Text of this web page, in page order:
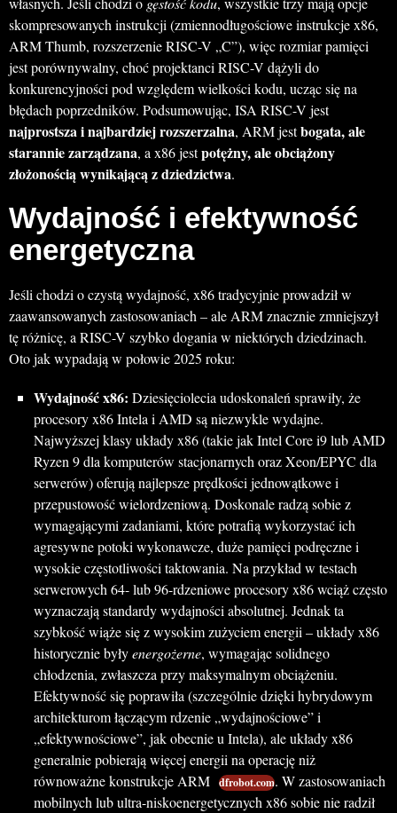
skompresowanych instrukcji (zmiennodługościowe instrukcje x86,
ARM Thumb, rozszerzenie RISC-V „C”), więc rozmiar pamięci
jest porównywalny, choć projektanci RISC-V dążyli do
konkurencyjności pod względem wielkości kodu, ucząc się na
błędach poprzedników. Podsumowując, ISA RISC-V jest
najprostsza i najbardziej rozszerzalna, ARM jestbogata, ale
starannie zarządzana, a x86 jestpotężny, ale obciążony
złożonością wynikającą z dziedzictwa.
Wydajność i efektywność
energetyczna
Jeśli chodzi o czystą wydajność, x86 tradycyjnie prowadził w
zaawansowanych zastosowaniach – ale ARM znacznie zmniejszył
tę różnicę, a RISC-V szybko dogania w niektórych dziedzinach.
Oto jak wypadają w połowie 2025 roku:
Wydajność x86: Dziesięciolecia udoskonaleń sprawiły, że
procesory x86 Intela i AMD są niezwykle wydajne.
Najwyższej klasy układy x86 (takie jak Intel Core i9 lub AMD
Ryzen 9 dla komputerów stacjonarnych oraz Xeon/EPYC dla
serwerów) oferują najlepsze prędkości jednowątkowe i
przepustowość wielordzeniową. Doskonale radzą sobie z
wymagającymi zadaniami, które potrafią wykorzystać ich
agresywne potoki wykonawcze, duże pamięci podręczne i
wysokie częstotliwości taktowania. Na przykład w testach
serwerowych 64- lub 96-rdzeniowe procesory x86 wciąż często
wyznaczają standardy wydajności absolutnej. Jednak ta
szybkość wiąże się z wysokim zużyciem energii – układy x86
historycznie byłyenergożerne, wymagając solidnego
chłodzenia, zwłaszcza przy maksymalnym obciążeniu.
Efektywność się poprawiła (szczególnie dzięki hybrydowym
architekturom łączącym rdzenie „wydajnościowe” i
„efektywnościowe”, jak obecnie u Intela), ale układy x86
generalnie pobierają więcej energii na operację niż
równoważne konstrukcje ARM dfrobot.com. W zastosowaniach
mobilnych lub ultra-niskoenergetycznych x86 sobie nie radził